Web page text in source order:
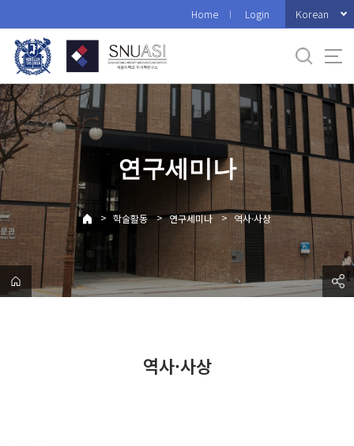
로
메
뉴
Home Login Korean
연구세미나
> 학술활동 > 연구세미나 > 역사·사상
역사·사상